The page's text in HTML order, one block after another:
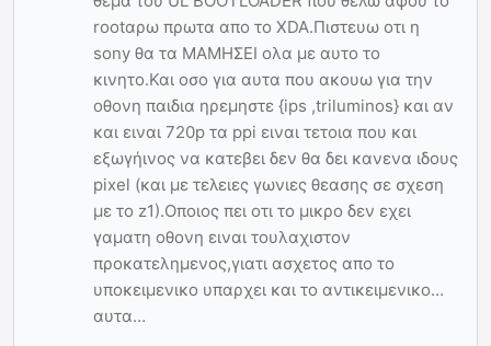
rootαρω πρωτα απο το XDA.Πιστευω οτι η
sony θα τα ΜΑΜΗΣΕΙ ολα με αυτο το
κινητο.Και οσο για αυτα που ακουω για την
οθονη παιδια ηρεμηστε {ips ,triluminos} και αν
και ειναι 720p τα ppi ειναι τετοια που και
εξωγήινος να κατεβει δεν θα δει κανενα ιδους
pixel (και με τελειες γωνιες θεασης σε σχεση
με το z1).Οποιος πει οτι το μικρο δεν εχει
γαματη οθονη ειναι τουλαχιστον
προκατελημενος,γιατι ασχετος απο το
υποκειμενικο υπαρχει και το αντικειμενικο…
αυτα…